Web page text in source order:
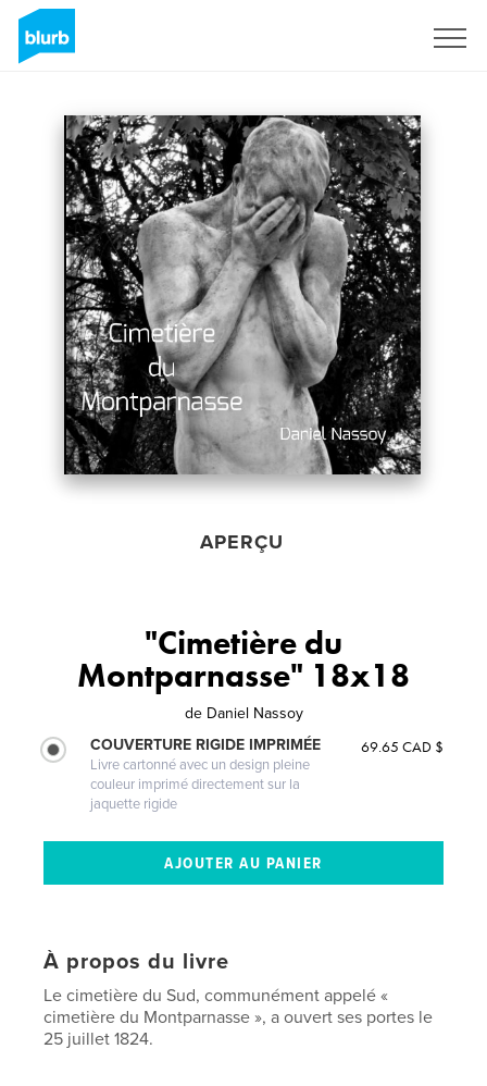
APERÇU
"Cimetière du
Montparnasse" 18x18
de Daniel Nassoy
COUVERTURE RIGIDE IMPRIMÉE
Livre cartonné avec un design pleine
couleur imprimé directement sur la
jaquette rigide
69.65 CAD $
À propos du livre
Le cimetière du Sud, communément appelé «
cimetière du Montparnasse », a ouvert ses portes le
25 juillet 1824.